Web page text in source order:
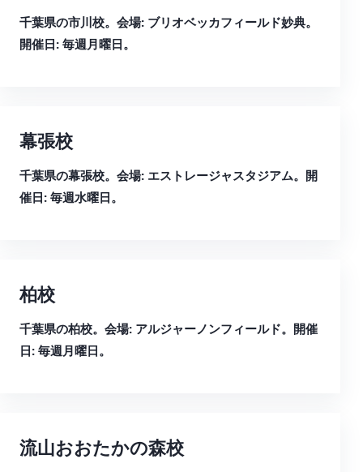
千葉県の市川校。会場: ブリオベッカフィールド妙典。
開催日: 毎週月曜日。
幕張校
千葉県の幕張校。会場: エストレージャスタジアム。開
催日: 毎週水曜日。
柏校
千葉県の柏校。会場: アルジャーノンフィールド。開催
日: 毎週月曜日。
流山おおたかの森校